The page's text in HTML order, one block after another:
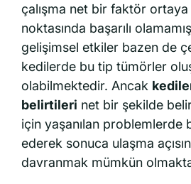
çalışma net bir faktör
noktasında başarılı
gelişimsel etkiler bazen de
kedilerde bu tip tümörler
olabilmektedir. Ancak
belirtileri net bir şekilde
için yaşanılan problemlerde
ederek sonuca ulaşma
davranmak mümkün